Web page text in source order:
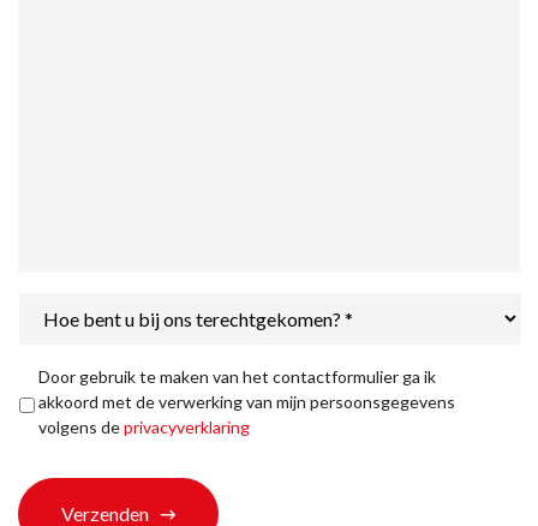
bent
ons
terechtgekomen?
Privacyverklaring *
Door gebruik te maken van het contactformulier ga ik
akkoord met de verwerking van mijn persoonsgegevens
volgens deprivacyverklaring
Verzenden